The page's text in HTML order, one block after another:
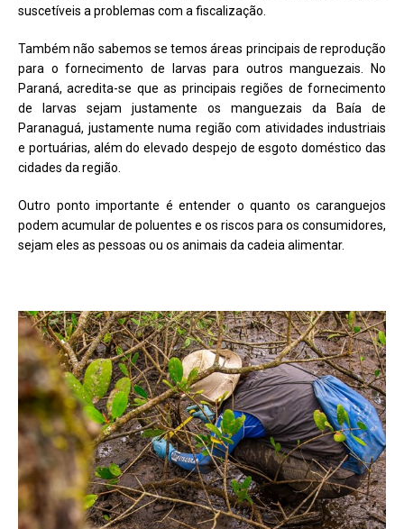
suscetíveis a problemas com a fiscalização.
Também não sabemos se temos áreas principais de reprodução
para o fornecimento de larvas para outros manguezais. No
Paraná, acredita-se que as principais regiões de fornecimento
de larvas sejam justamente os manguezais da Baía de
Paranaguá, justamente numa região com atividades industriais
e portuárias, além do elevado despejo de esgoto doméstico das
cidades da região.
Outro ponto importante é entender o quanto os caranguejos
podem acumular de poluentes e os riscos para os consumidores,
sejam eles as pessoas ou os animais da cadeia alimentar.